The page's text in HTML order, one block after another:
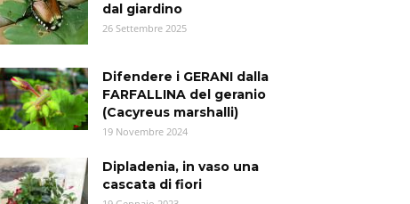
dal giardino
26 Settembre 2025
Difendere i GERANI dalla
FARFALLINA del geranio
(Cacyreus marshalli)
19 Novembre 2024
Dipladenia, in vaso una
cascata di fiori